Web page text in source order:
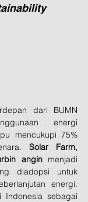
dari BUMN
energi
mencukupi 75%
Solar Farm,
angin menjadi
diadopsi untuk
energi.
Indonesia sebagai